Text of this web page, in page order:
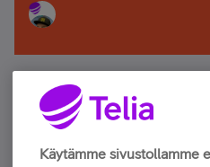
Älä jää paitsi –
Tilaa Telian uutiskirje ja olet
Käytämme sivustollamme